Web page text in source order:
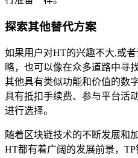
探索其他替代方案
如果用户对HT的兴趣不大,或
略，也可以像在众多道路中寻
其他具有类似功能和价值的数
具有抵扣手续费、参与平台活
进行选择。
随着区块链技术的不断发展和
HT都有着广阔的发展前景，